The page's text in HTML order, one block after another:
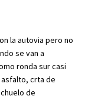
la autovia pero no
se van a
ronda sur casi
crta de
de